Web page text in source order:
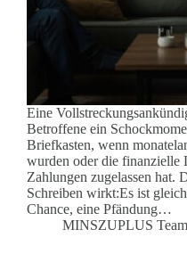
Eine
Betroffene ein
Briefkasten, wenn
wurden oder die finanzielle
Zahlungen zugelassen hat.
Schreiben wirkt:Es ist
Chance, eine Pfändung…
MINSZUPLUS Team